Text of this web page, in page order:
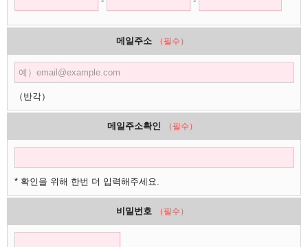
메일주소 （필수）
（반각）
메일주소확인 （필수）
* 확인을 위해 한번 더 입력해주세요.
비밀번호 （필수）